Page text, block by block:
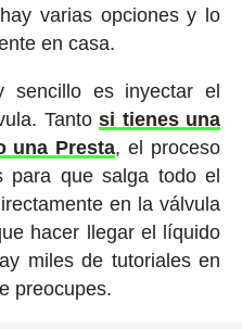
varias opciones y lo
en casa.
sencillo es inyectar el
Tantosi tienes una
una Presta, el proceso
para que salga todo el
en la válvula
hacer llegar el líquido
miles de tutoriales en
preocupes.